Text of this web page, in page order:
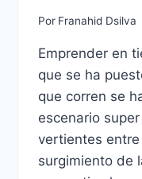
Por Franahid Dsilva
Emprender en
que se ha
que corren se
escenario
vertientes
surgimiento de